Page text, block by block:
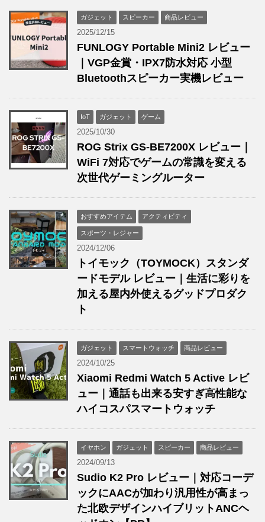
ガジェット スピーカー 商品レビュー
2025/12/15
FUNLOGY Portable Mini2 レビュー
｜VGP金賞・IPX7防水対応 小型
Bluetoothスピーカー実機レビュー
IoT ガジェット ゲーム
2025/10/30
ROG Strix GS-BE7200X レビュー｜
WiFi 7対応でゲームの常識を変える
次世代ゲーミングルーター
おすすめアイテム アクティビティ
スポーツ・レジャー
2024/12/06
トイモック（TOYMOCK）スタンダ
ードモデル レビュー｜生活に彩りを
加える屋内外使えるグッドプロダク
ト
ガジェット スマートウォッチ 商品レビュー
2024/10/25
Xiaomi Redmi Watch 5 Active レビ
ュー｜通話も出来る安すぎ高性能な
ハイコスパスマートウォッチ
イヤホン ガジェット スピーカー 商品レビュー
2024/09/13
Sudio K2 Pro レビュー｜対応コーデ
ックにAACが加わり汎用性が高まっ
た北欧デザインハイブリットANCヘ